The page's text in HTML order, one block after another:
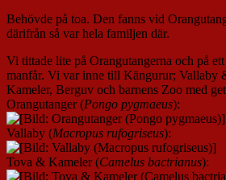
Behövde på toa. Den fanns vid
därifrån så var hela familjen där.
Vi tittade lite på Orangutangerna och på
manfår. Vi var inne till Kängurur; Vallaby
Kameler, Berguv och barnens Zoo med
Orangutanger (Pongo pygmaeus):
Vallaby (Macropus rufogriseus):
Tova & Kameler (Camelus bactrianus):